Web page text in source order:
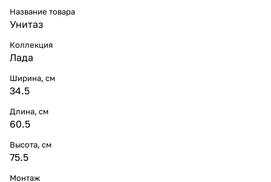
Название товара
Унитаз
Коллекция
Лада
Ширина, см
34.5
Длина, см
60.5
Высота, см
75.5
Монтаж